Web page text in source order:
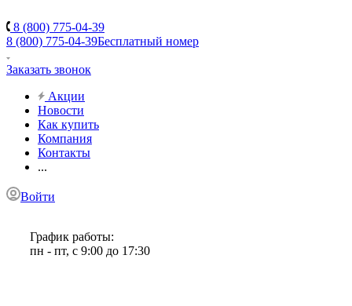
8 (800) 775-04-39
8 (800) 775-04-39Бесплатный номер
Заказать звонок
Акции
Новости
Как купить
Компания
Контакты
...
Войти
График работы:
пн - пт, с 9:00 до 17:30